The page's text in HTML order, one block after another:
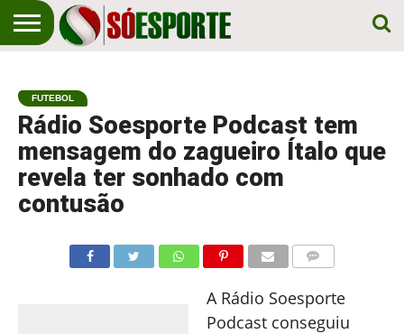
EM
PRIMEIRO
LUGAR!
ESPORTE
FUTEBOL
Rádio Soesporte Podcast tem
mensagem do zagueiro Ítalo que
revela ter sonhado com
contusão
A Rádio Soesporte
Podcast conseguiu